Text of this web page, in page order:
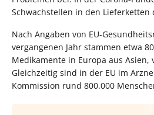
Schwachstellen in den Lieferketten
Nach Angaben von EU-
vergangenen Jahr stammen etwa
Medikamente in Europa aus Asien,
Gleichzeitig sind in der EU im
Kommission rund 800.000